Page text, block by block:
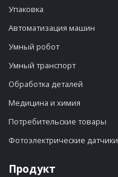
Упаковка
Автоматизация машин
Умный робот
Умный транспорт
Обработка деталей
Медицина и химия
Потребительские товары
Фотоэлектрические датчики
Продукт